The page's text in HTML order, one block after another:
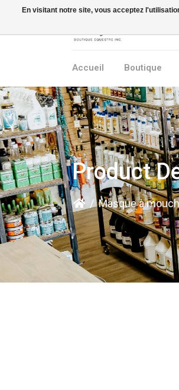
Accueil Boutique
Product
/ Masque à
En visitant notre site, vous acceptez